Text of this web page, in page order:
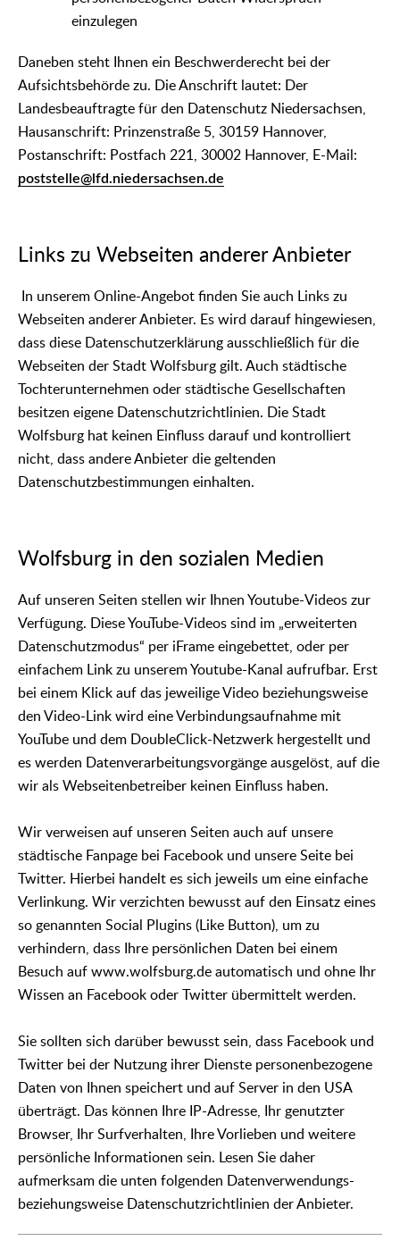
einzulegen
Daneben steht Ihnen ein Beschwerderecht bei der
Aufsichtsbehörde zu. Die Anschrift lautet: Der
Landesbeauftragte für den Datenschutz Niedersachsen,
Hausanschrift: Prinzenstraße 5, 30159 Hannover,
Postanschrift: Postfach 221, 30002 Hannover, E-Mail:
poststelle@lfd.niedersachsen.de
Links zu Webseiten anderer Anbieter
In unserem Online-Angebot finden Sie auch Links zu
Webseiten anderer Anbieter. Es wird darauf hingewiesen,
dass diese Datenschutzerklärung ausschließlich für die
Webseiten der Stadt Wolfsburg gilt. Auch städtische
Tochterunternehmen oder städtische Gesellschaften
besitzen eigene Datenschutzrichtlinien. Die Stadt
Wolfsburg hat keinen Einfluss darauf und kontrolliert
nicht, dass andere Anbieter die geltenden
Datenschutzbestimmungen einhalten.
Wolfsburg in den sozialen Medien
Auf unseren Seiten stellen wir Ihnen Youtube-Videos zur
Verfügung. Diese YouTube-Videos sind im „erweiterten
Datenschutzmodus“ per iFrame eingebettet, oder per
einfachem Link zu unserem Youtube-Kanal aufrufbar. Erst
bei einem Klick auf das jeweilige Video beziehungsweise
den Video-Link wird eine Verbindungsaufnahme mit
YouTube und dem DoubleClick-Netzwerk hergestellt und
es werden Datenverarbeitungsvorgänge ausgelöst, auf die
wir als Webseitenbetreiber keinen Einfluss haben.
Wir verweisen auf unseren Seiten auch auf unsere
städtische Fanpage bei Facebook und unsere Seite bei
Twitter. Hierbei handelt es sich jeweils um eine einfache
Verlinkung. Wir verzichten bewusst auf den Einsatz eines
so genannten Social Plugins (Like Button), um zu
verhindern, dass Ihre persönlichen Daten bei einem
Besuch auf www.wolfsburg.de automatisch und ohne Ihr
Wissen an Facebook oder Twitter übermittelt werden.
Sie sollten sich darüber bewusst sein, dass Facebook und
Twitter bei der Nutzung ihrer Dienste personenbezogene
Daten von Ihnen speichert und auf Server in den USA
überträgt. Das können Ihre IP-Adresse, Ihr genutzter
Browser, Ihr Surfverhalten, Ihre Vorlieben und weitere
persönliche Informationen sein. Lesen Sie daher
aufmerksam die unten folgenden Datenverwendungs-
beziehungsweise Datenschutzrichtlinien der Anbieter.